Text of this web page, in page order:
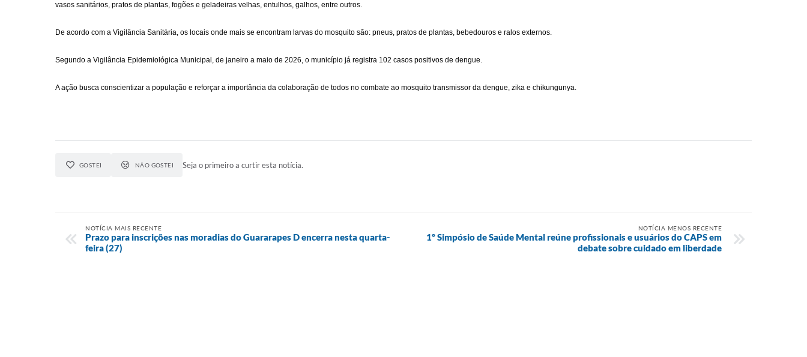
vasos sanitários, pratos de plantas, fogões e geladeiras velhas, entulhos, galhos, entre outros.
De acordo com a Vigilância Sanitária, os locais onde mais se encontram larvas do mosquito são: pneus, pratos de plantas, bebedouros e ralos externos.
Segundo a Vigilância Epidemiológica Municipal, de janeiro a maio de 2026, o município já registra 102 casos positivos de dengue.
A ação busca conscientizar a população e reforçar a importância da colaboração de todos no combate ao mosquito transmissor da dengue, zika e chikungunya.
GOSTEI NÃO GOSTEI Seja o primeiro a curtir esta notícia.
NOTÍCIA MAIS RECENTE
Prazo para inscrições nas moradias do Guararapes D encerra nesta quarta-
feira (27)
NOTÍCIA MENOS RECENTE
1º Simpósio de Saúde Mental reúne profissionais e usuários do CAPS em
debate sobre cuidado em liberdade